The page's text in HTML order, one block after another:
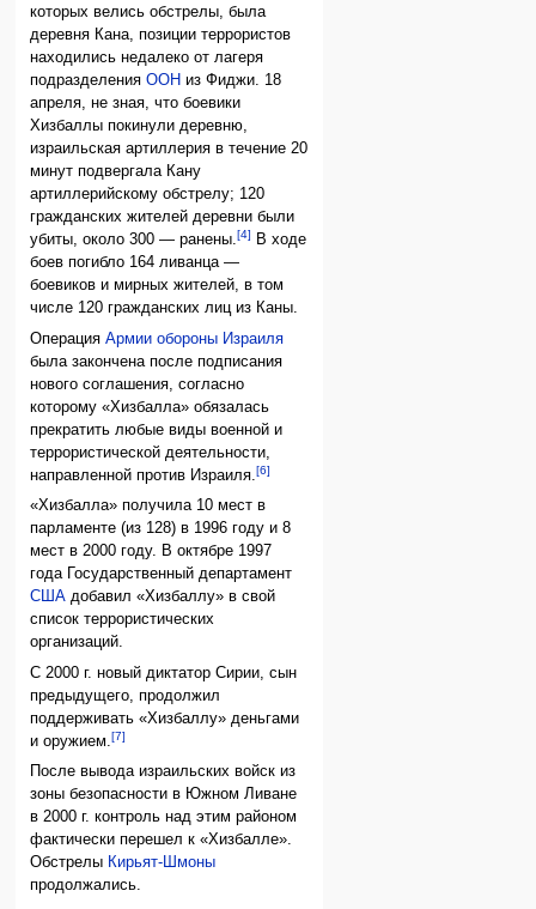
которых велись обстрелы, была
деревня Кана, позиции террористов
находились недалеко от лагеря
подразделенияООН из Фиджи. 18
апреля, не зная, что боевики
Хизбаллы покинули деревню,
израильская артиллерия в течение 20
минут подвергала Кану
артиллерийскому обстрелу; 120
гражданских жителей деревни были
убиты, около 300 — ранены.[4]
В ходе
боев погибло 164 ливанца —
боевиков и мирных жителей, в том
числе 120 гражданских лиц из Каны.
ОперацияАрмии обороны Израиля
была закончена после подписания
нового соглашения, согласно
которому «Хизбалла» обязалась
прекратить любые виды военной и
террористической деятельности,
направленной против Израиля.[6]
«Хизбалла» получила 10 мест в
парламенте (из 128) в 1996 году и 8
мест в 2000 году. В октябре 1997
года Государственный департамент
США добавил «Хизбаллу» в свой
список террористических
организаций.
С 2000 г. новый диктатор Сирии, сын
предыдущего, продолжил
поддерживать «Хизбаллу» деньгами
и оружием.[7]
После вывода израильских войск из
зоны безопасности в Южном Ливане
в 2000 г. контроль над этим районом
фактически перешел к «Хизбалле».
Обстрелы Кирьят-Шмоны
продолжались.